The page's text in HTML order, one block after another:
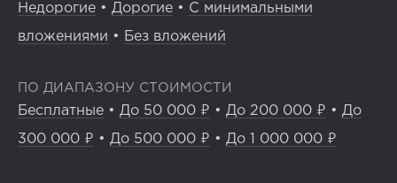
Недорогие • Дорогие • С минимальными
вложениями • Без вложений
ПО ДИАПАЗОНУ СТОИМОСТИ
Бесплатные • До 50 000 ₽ • До 200 000 ₽ • До
300 000 ₽ • До 500 000 ₽ • До 1 000 000 ₽